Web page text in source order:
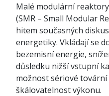
Malé modulární
(SMR – Small Modular
hitem současných
energetiky. Vkládají se
bezemisní energie,
důsledku nižší vstupní
možnost sériové
škálovatelnost výkonu.